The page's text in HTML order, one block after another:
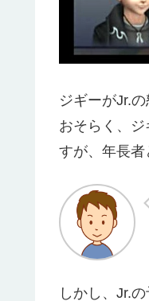
ジギーがJr.の
おそらく、
すが、年長者
しかし、Jr.